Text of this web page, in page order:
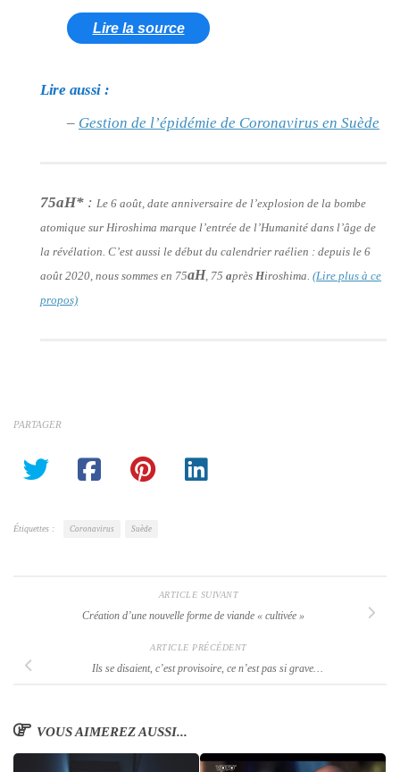
Lire la source
Lire aussi :
– Gestion de l’épidémie de Coronavirus en Suède
75aH* : Le 6 août, date anniversaire de l’explosion de la bombe
atomique sur Hiroshima marque l’entrée de l’Humanité dans l’âge de
la révélation. C’est aussi le début du calendrier raélien : depuis le 6
août 2020, nous sommes en 75aH, 75 après Hiroshima. (Lire plus à ce
propos)
PARTAGER
Étiquettes : Coronavirus Suède
ARTICLE SUIVANT
Création d’une nouvelle forme de viande « cultivée »
ARTICLE PRÉCÉDENT
Ils se disaient, c’est provisoire, ce n’est pas si grave…
VOUS AIMEREZ AUSSI...